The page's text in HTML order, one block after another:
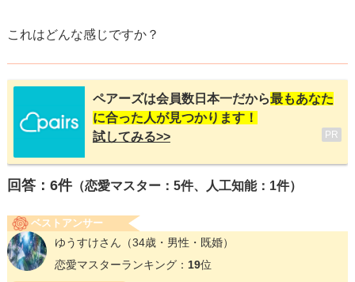
これはどんな感じですか？
ペアーズは会員数日本一だから最もあなた
に合った人が見つかります！
試してみる>>
PR
回答： 6件（恋愛マスター：5件、人工知能：1件）
ベストアンサー
ゆうすけさん （34歳・男性・既婚）
恋愛マスターランキング： 19位